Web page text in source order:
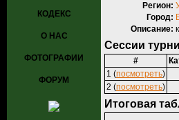
КОДЕКС
О НАС
ФОТОГРАФИИ
ФОРУМ
Регион:
Город:
Описание:
Сессии
#
1 (посмотреть)
2 (посмотреть)
Итоговая